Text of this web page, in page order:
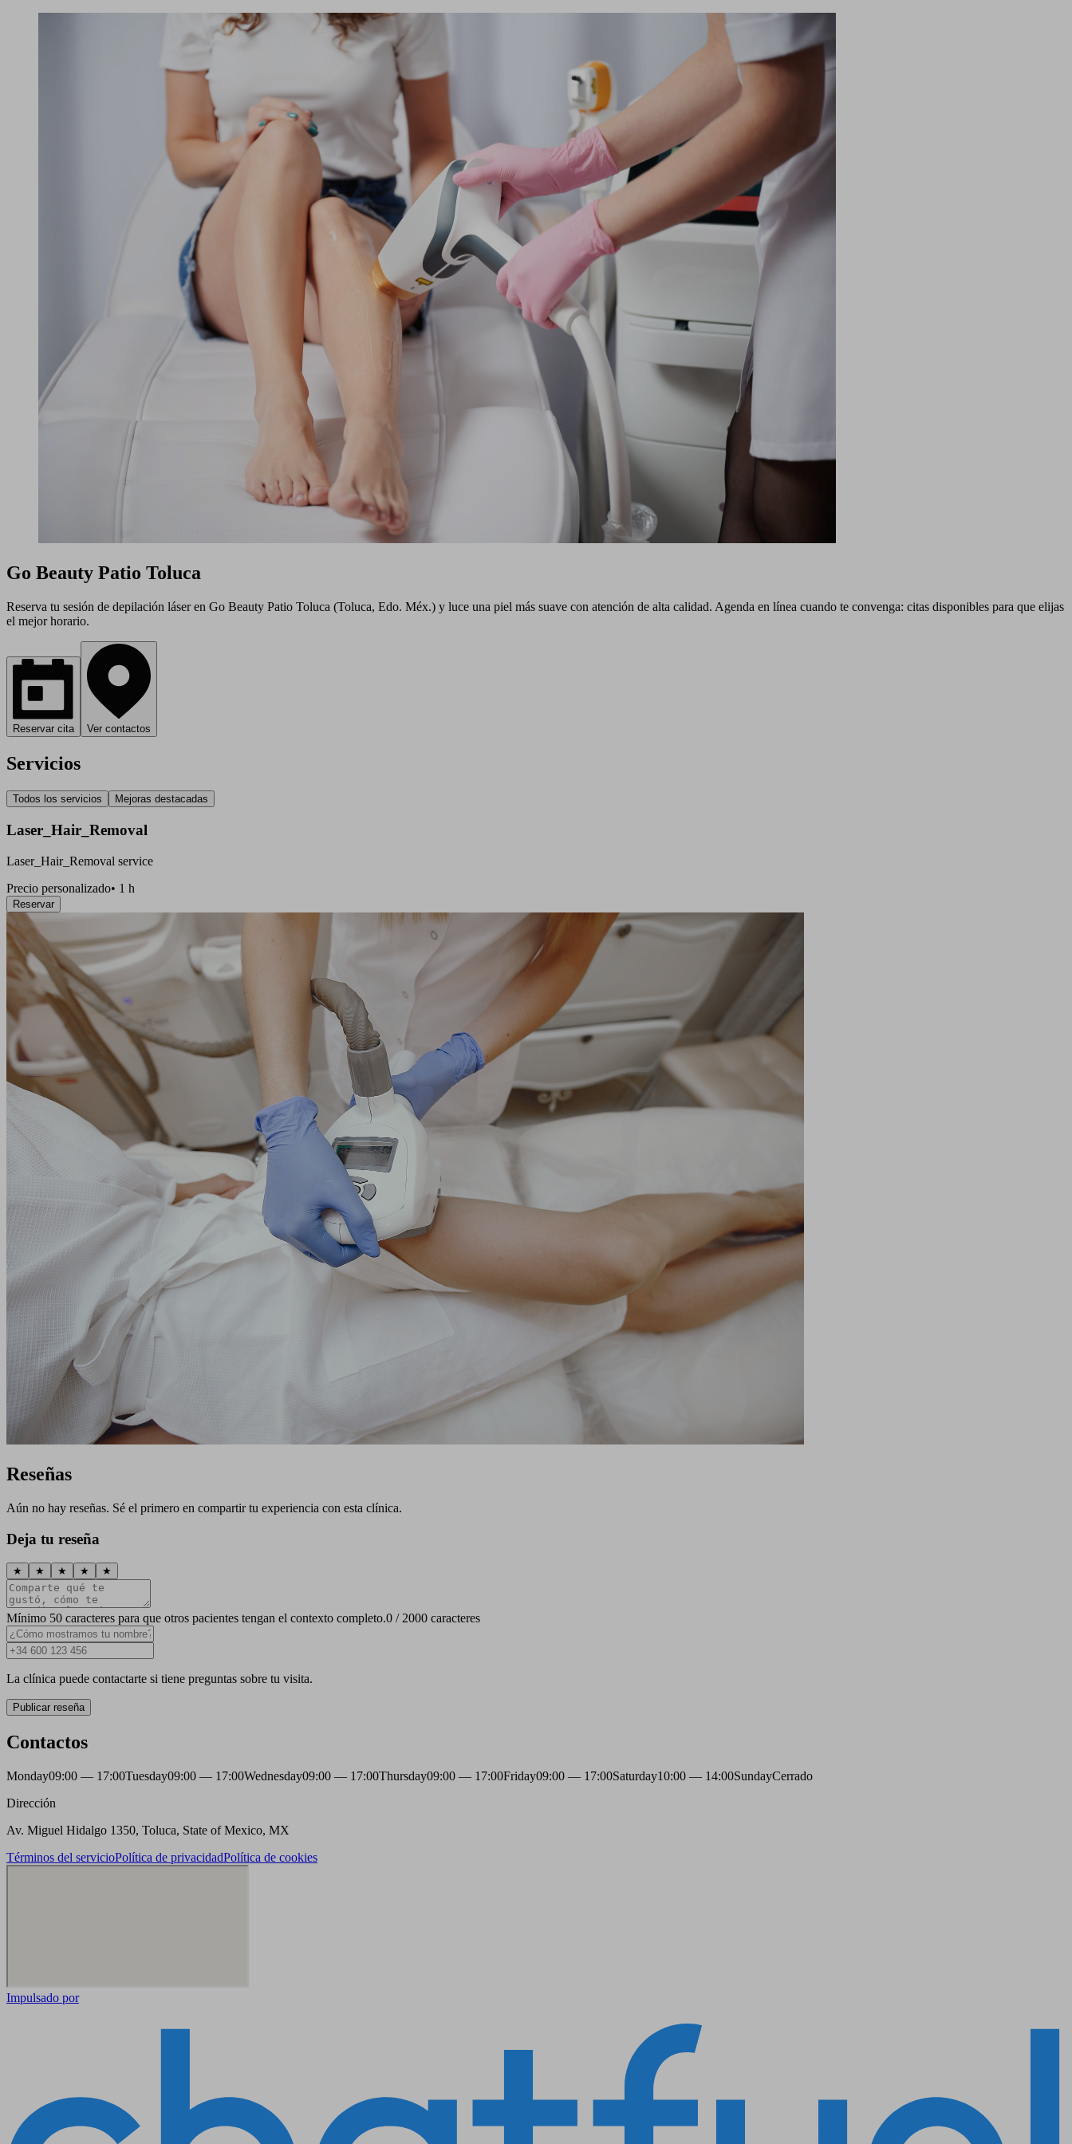
Go Beauty Patio Toluca
Reserva tu sesión de depilación láser en Go Beauty Patio Toluca (Toluca, Edo. Méx.) y luce una piel más suave con atención de alta calidad. Agenda en línea cuando te convenga: citas disponibles para que elijas
el mejor horario.
Reservar cita Ver contactos
Servicios
Todos los servicios Mejoras destacadas
Laser_Hair_Removal
Laser_Hair_Removal service
Precio personalizado• 1 h
Reservar
Reseñas
Aún no hay reseñas. Sé el primero en compartir tu experiencia con esta clínica.
Deja tu reseña
★ ★ ★ ★ ★
Mínimo 50 caracteres para que otros pacientes tengan el contexto completo.0 / 2000 caracteres
La clínica puede contactarte si tiene preguntas sobre tu visita.
Publicar reseña
Contactos
Monday09:00 — 17:00Tuesday09:00 — 17:00Wednesday09:00 — 17:00Thursday09:00 — 17:00Friday09:00 — 17:00Saturday10:00 — 14:00SundayCerrado
Dirección
Av. Miguel Hidalgo 1350, Toluca, State of Mexico, MX
Términos del servicioPolítica de privacidadPolítica de cookies
Impulsado por